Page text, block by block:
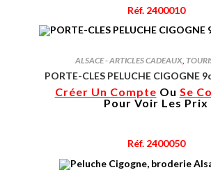
Réf. 2400010
ALSACE - ARTICLES CADEAUX
PORTE-CLES PELUCHE CIGOGNE
Créer Un Compte Ou Se
Pour Voir Les Prix
Réf. 2400050